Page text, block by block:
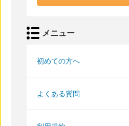
メニュー
初めての方へ
よくある質問